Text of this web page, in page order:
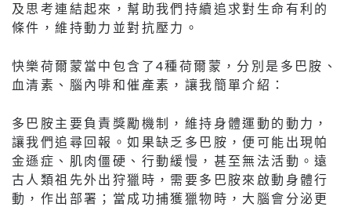
及思考連結起來，幫助我們持續追求對生命有利的
條件，維持動力並對抗壓力。
快樂荷爾蒙當中包含了4種荷爾蒙，分別是多巴胺、
血清素、腦內啡和催產素，讓我簡單介紹：
多巴胺主要負責獎勵機制，維持身體運動的動力，
讓我們追尋回報。如果缺乏多巴胺，便可能出現帕
金遜症、肌肉僵硬、行動緩慢，甚至無法活動。遠
古人類祖先外出狩獵時，需要多巴胺來啟動身體行
動，作出部署；當成功捕獲獵物時，大腦會分泌更